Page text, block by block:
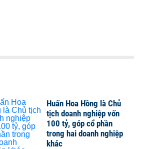
Huấn Hoa Hồng là Chủ
tịch doanh nghiệp vốn
100 tỷ, góp cổ phần
trong hai doanh nghiệp
khác